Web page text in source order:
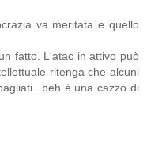
va meritata e quello
fatto. L'atac in attivo può
ritenga che alcuni
è una cazzo di